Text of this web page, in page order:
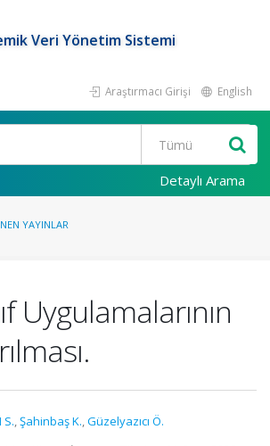
Veri Yönetim Sistemi
Araştırmacı Girişi English
Detaylı Arama
YAYINLAR
Uygulamalarının
S.,Şahinbaş K.,Güzelyazıcı Ö.